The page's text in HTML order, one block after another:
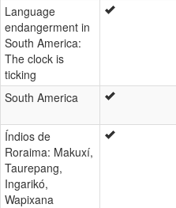
Language
endangerment in
South America:
The clock is
ticking
South America
Índios de
Roraima: Makuxí,
Taurepang,
Ingarikó,
Wapixana